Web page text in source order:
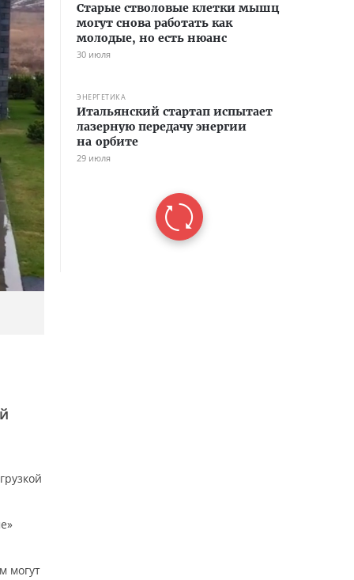
могут
Старые стволовые клетки мышц
могут снова работать как
молодые, но есть нюанс
30 июля
ЭНЕРГЕТИКА
Итальянский стартап испытает
лазерную передачу энергии
на орбите
29 июля